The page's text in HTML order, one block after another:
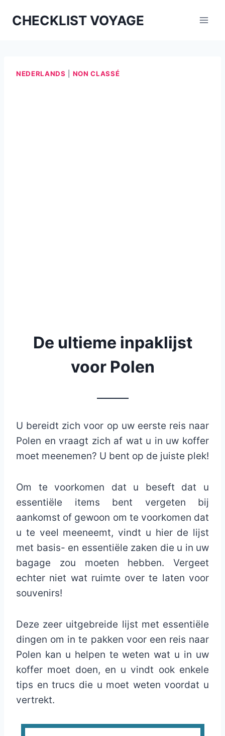
CHECKLIST VOYAGE
NEDERLANDS NON CLASSÉ
De ultieme inpaklijst
voor Polen
U bereidt zich voor op uw eerste reis naar
Polen en vraagt ​​zich af wat u in uw koffer
moet meenemen? U bent op de juiste plek!
Om te voorkomen dat u beseft dat u
essentiële items bent vergeten bij
aankomst of gewoon om te voorkomen dat
u te veel meeneemt, vindt u hier de lijst
met basis- en essentiële zaken die u in uw
bagage zou moeten hebben. Vergeet
echter niet wat ruimte over te laten voor
souvenirs!
Deze zeer uitgebreide lijst met essentiële
dingen om in te pakken voor een reis naar
Polen kan u helpen te weten wat u in uw
koffer moet doen, en u vindt ook enkele
tips en trucs die u moet weten voordat u
vertrekt.